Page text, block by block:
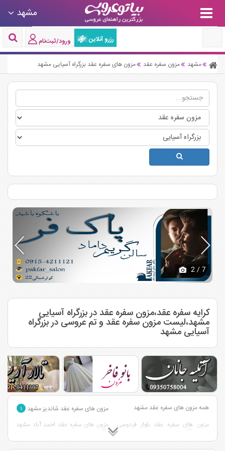
مشهد
رزرو آنلاین ورود/ثبت‌نام
مشهد مزون سفره عقد مزون های سفره عقد بزرگراه آسیایی مشهد
2/ 7
کرایه سفره عقد،مزون سفره عقد در بزرگراه آسیایی
مشهد،لیست مزون سفره عقد و تم عروسی در بزرگراه
آسیایی مشهد
همه مزون های سفره عقد مشهد مزون های سفره عقد شاندیز مشهد ۱
مزون های سفره عقد بلوار فردوسی
مزون های سفره عقد احمد آباد مشهد